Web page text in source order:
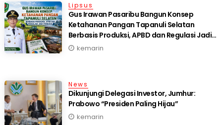
Lipsus
Gus Irawan Pasaribu Bangun Konsep
Ketahanan Pangan Tapanuli Selatan
Berbasis Produksi, APBD dan Regulasi Jadi
Fondasi
kemarin
News
Dikunjungi Delegasi Investor, Jumhur:
Prabowo “Presiden Paling Hijau”
kemarin